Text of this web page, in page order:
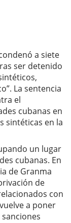
a siete
ser detenido
La sentencia
el
cubanas en
sintéticas en la
un lugar
cubanas. En
de Granma
de
con
a poner